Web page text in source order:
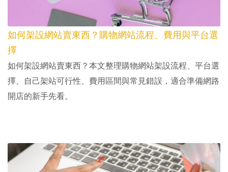
如何架設網站賣東西？購物網站流程、費用與平台選
擇
如何架設網站賣東西？本文整理購物網站架設流程、平台選
擇、自己架站可行性、費用區間與常見錯誤，適合準備網路
開店的新手先看。